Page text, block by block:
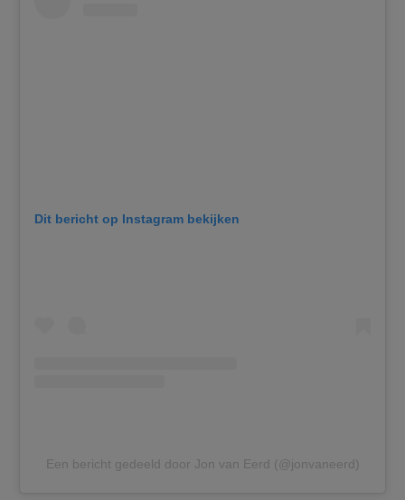
Dit bericht op Instagram bekijken
Een bericht gedeeld door Jon van Eerd (@jonvaneerd)